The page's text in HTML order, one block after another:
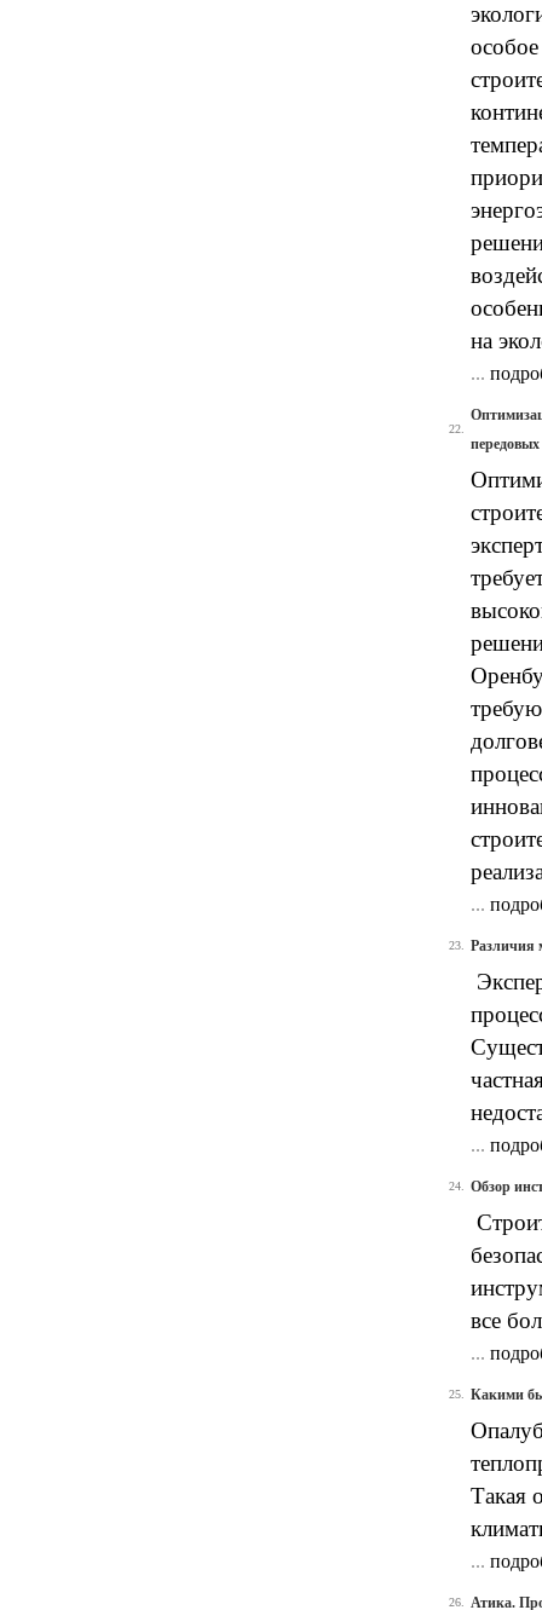
на
...
22.
...
23. Различия
...
24. Обзор
все
...
25. Какими
Такая
...
26. Атика.